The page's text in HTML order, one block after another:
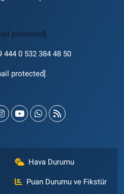
protected]
444 0 532 384 48 50
protected]
Hava Durumu
Puan Durumu ve Fikstür